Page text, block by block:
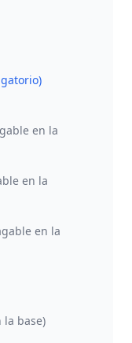
en la
en la
en la
la base)